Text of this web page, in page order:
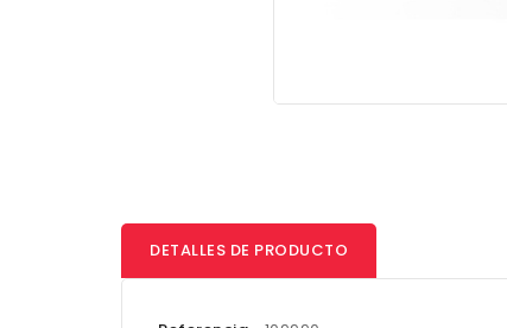
DETALLES DE PRODUCTO